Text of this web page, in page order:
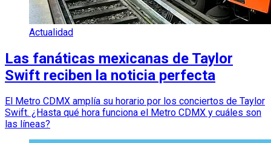
Actualidad
Las fanáticas mexicanas de Taylor
Swift reciben la noticia perfecta
El Metro CDMX amplía su horario por los conciertos de Taylor
Swift. ¿Hasta qué hora funciona el Metro CDMX y cuáles son
las líneas?